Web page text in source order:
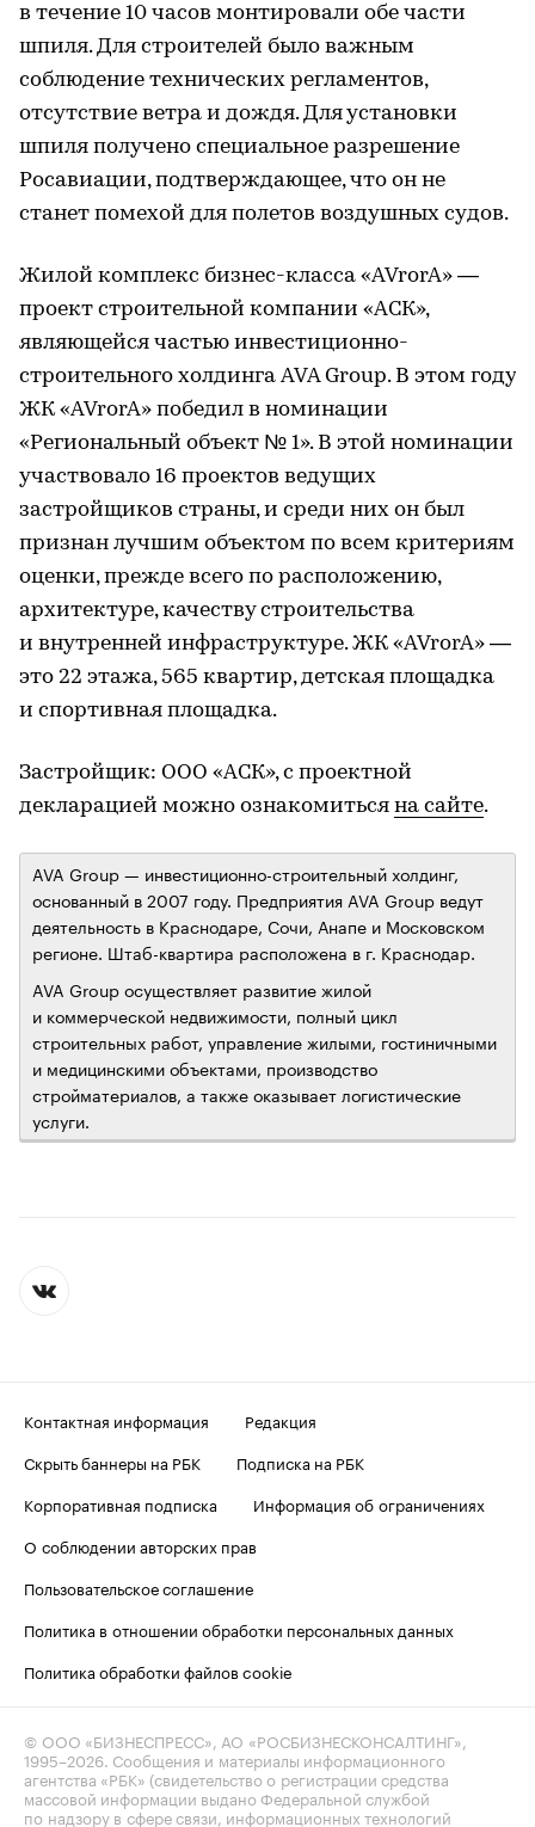
в течение 10 часов монтировали обе части
шпиля. Для строителей было важным
соблюдение технических регламентов,
отсутствие ветра и дождя. Для установки
шпиля получено специальное разрешение
Росавиации, подтверждающее, что он не
станет помехой для полетов воздушных судов.
Жилой комплекс бизнес-класса «AVrorA» —
проект строительной компании «АСК»,
являющейся частью инвестиционно-
строительного холдинга AVA Group. В этом году
ЖК «AVrorA» победил в номинации
«Региональный объект № 1». В этой номинации
участвовало 16 проектов ведущих
застройщиков страны, и среди них он был
признан лучшим объектом по всем критериям
оценки, прежде всего по расположению,
архитектуре, качеству строительства
и внутренней инфраструктуре. ЖК «AVrorA» —
это 22 этажа, 565 квартир, детская площадка
и спортивная площадка.
Застройщик: ООО «АСК», с проектной
декларацией можно ознакомиться на сайте.
AVA Group — инвестиционно-строительный холдинг,
основанный в 2007 году. Предприятия AVA Group ведут
деятельность в Краснодаре, Сочи, Анапе и Московском
регионе. Штаб-квартира расположена в г. Краснодар.
AVA Group осуществляет развитие жилой
и коммерческой недвижимости, полный цикл
строительных работ, управление жилыми, гостиничными
и медицинскими объектами, производство
стройматериалов, а также оказывает логистические
услуги.
Контактная информация
Редакция
Скрыть баннеры на РБК
Подписка на РБК
Корпоративная подписка
Информация об ограничениях
О соблюдении авторских прав
Пользовательское соглашение
Политика в отношении обработки персональных данных
Политика обработки файлов cookie
© ООО «БИЗНЕСПРЕСС», АО «РОСБИЗНЕСКОНСАЛТИНГ»,
1995–2026 . Сообщения и материалы информационного
агентства «РБК» (свидетельство о регистрации средства
массовой информации выдано Федеральной службой
по надзору в сфере связи, информационных технологий